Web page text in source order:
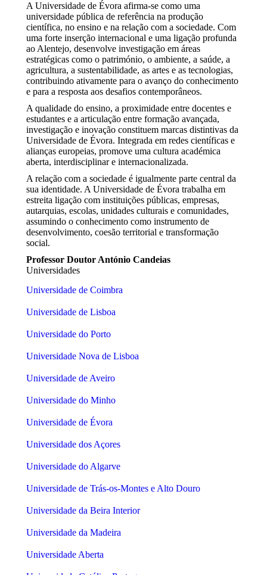
A Universidade de Évora afirma-se como uma
universidade pública de referência na produção
científica, no ensino e na relação com a sociedade. Com
uma forte inserção internacional e uma ligação profunda
ao Alentejo, desenvolve investigação em áreas
estratégicas como o património, o ambiente, a saúde, a
agricultura, a sustentabilidade, as artes e as tecnologias,
contribuindo ativamente para o avanço do conhecimento
e para a resposta aos desafios contemporâneos.
A qualidade do ensino, a proximidade entre docentes e
estudantes e a articulação entre formação avançada,
investigação e inovação constituem marcas distintivas da
Universidade de Évora. Integrada em redes científicas e
alianças europeias, promove uma cultura académica
aberta, interdisciplinar e internacionalizada.
A relação com a sociedade é igualmente parte central da
sua identidade. A Universidade de Évora trabalha em
estreita ligação com instituições públicas, empresas,
autarquias, escolas, unidades culturais e comunidades,
assumindo o conhecimento como instrumento de
desenvolvimento, coesão territorial e transformação
social.
Professor Doutor António Candeias
Universidades
Universidade de Coimbra
Universidade de Lisboa
Universidade do Porto
Universidade Nova de Lisboa
Universidade de Aveiro
Universidade do Minho
Universidade de Évora
Universidade dos Açores
Universidade do Algarve
Universidade de Trás-os-Montes e Alto Douro
Universidade da Beira Interior
Universidade da Madeira
Universidade Aberta